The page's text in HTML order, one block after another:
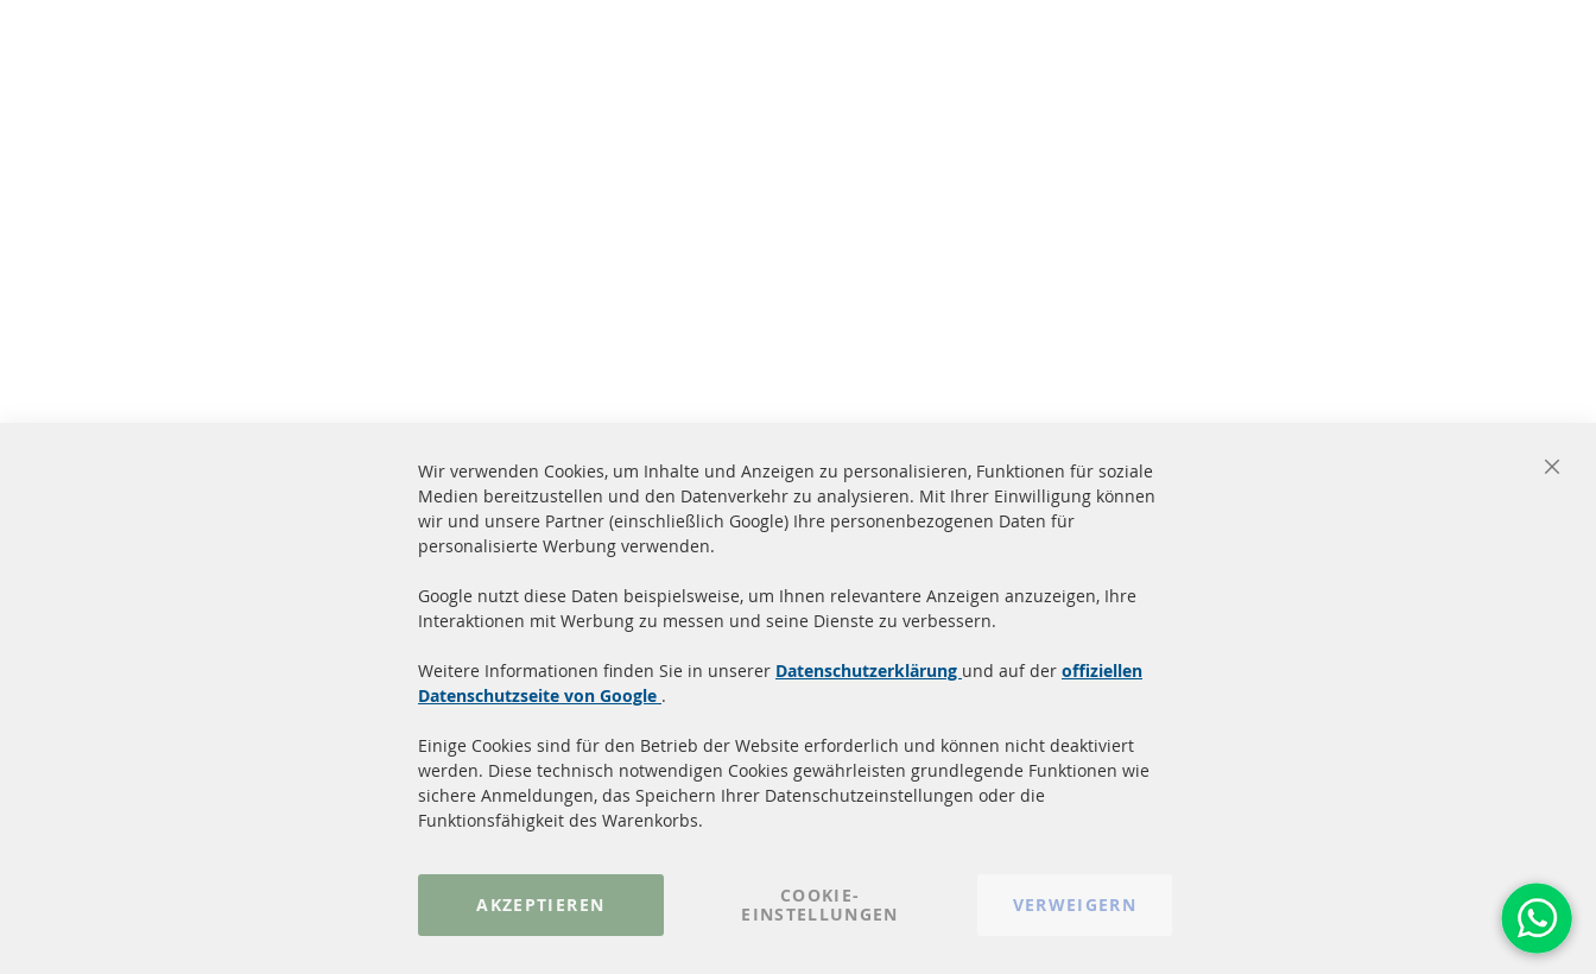
Versand innerhalb 24 Stunden
Produkte auf Lager
Alle Teile zertifiziert und
homologiert mit e-Prüfzeichen
Quick Links
Dieselpartikelfilter (DPF)
Dieselpartikelfilter Reinigung
Katalysator (KAT)
Über uns
Zahlungsarten
Versandkosten
Close
Wir verwenden Cookies, um Inhalte und Anzeigen zu personalisieren, Funktionen für soziale
Medien bereitzustellen und den Datenverkehr zu analysieren. Mit Ihrer Einwilligung können
wir und unsere Partner (einschließlich Google) Ihre personenbezogenen Daten für
personalisierte Werbung verwenden.
Google nutzt diese Daten beispielsweise, um Ihnen relevantere Anzeigen anzuzeigen, Ihre
Interaktionen mit Werbung zu messen und seine Dienste zu verbessern.
Weitere Informationen finden Sie in unserer Datenschutzerklärung und auf der offiziellen
Datenschutzseite von Google .
Einige Cookies sind für den Betrieb der Website erforderlich und können nicht deaktiviert
werden. Diese technisch notwendigen Cookies gewährleisten grundlegende Funktionen wie
sichere Anmeldungen, das Speichern Ihrer Datenschutzeinstellungen oder die
Funktionsfähigkeit des Warenkorbs.
AKZEPTIEREN
COOKIE-
EINSTELLUNGEN
VERWEIGERN